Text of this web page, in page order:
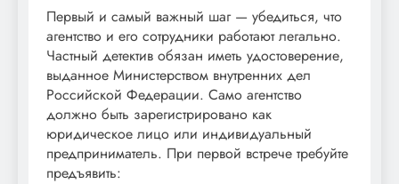
Первый и самый важный шаг — убедиться, что
агентство и его сотрудники работают легально.
Частный детектив обязан иметь удостоверение,
выданное Министерством внутренних дел
Российской Федерации. Само агентство
должно быть зарегистрировано как
юридическое лицо или индивидуальный
предприниматель. При первой встрече требуйте
предъявить: